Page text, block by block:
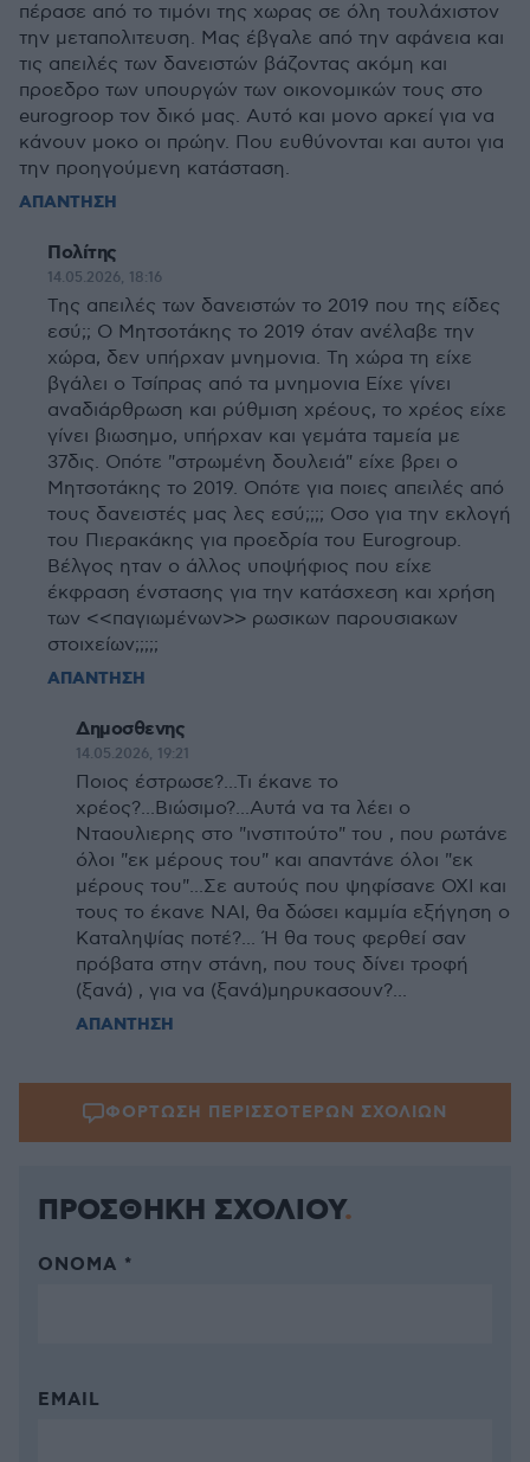
πέρασε από το τιμόνι της χωρας σε όλη τουλάχιστον
την μεταπολιτευση. Μας έβγαλε από την αφάνεια και
τις απειλές των δανειστών βάζοντας ακόμη και
προεδρο των υπουργών των οικονομικών τους στο
eurogroop τον δικό μας. Αυτό και μονο αρκεί για να
κάνουν μοκο οι πρώην. Που ευθύνονται και αυτοι για
την προηγούμενη κατάσταση.
ΑΠΑΝΤΗΣΗ
Πολίτης
14.05.2026, 18:16
Της απειλές των δανειστών το 2019 που της είδες
εσύ;; Ο Μητσοτάκης το 2019 όταν ανέλαβε την
χώρα, δεν υπήρχαν μνημονια. Τη χώρα τη είχε
βγάλει ο Τσίπρας από τα μνημονια Είχε γίνει
αναδιάρθρωση και ρύθμιση χρέους, το χρέος είχε
γίνει βιωσημο, υπήρχαν και γεμάτα ταμεία με
37δις. Οπότε "στρωμένη δουλειά" είχε βρει ο
Μητσοτάκης το 2019. Οπότε για ποιες απειλές από
τους δανειστές μας λες εσύ;;;; Οσο για την εκλογή
του Πιερακάκης για προεδρία του Eurogroup.
Βέλγος ηταν ο άλλος υποψήφιος που είχε
έκφραση ένστασης για την κατάσχεση και χρήση
των <<παγιωμένων>> ρωσικων παρουσιακων
στοιχείων;;;;;
ΑΠΑΝΤΗΣΗ
Δημοσθενης
14.05.2026, 19:21
Ποιος έστρωσε?...Τι έκανε το
χρέος?...Βιώσιμο?...Αυτά να τα λέει ο
Νταουλιερης στο "ινστιτούτο" του , που ρωτάνε
όλοι "εκ μέρους του" και απαντάνε όλοι "εκ
μέρους του"...Σε αυτούς που ψηφίσανε ΟΧΙ και
τους το έκανε ΝΑΙ, θα δώσει καμμία εξήγηση ο
Καταληψίας ποτέ?... Ή θα τους φερθεί σαν
πρόβατα στην στάνη, που τους δίνει τροφή
(ξανά) , για να (ξανά)μηρυκασουν?...
ΑΠΑΝΤΗΣΗ
ΦΟΡΤΩΣΗ ΠΕΡΙΣΣΟΤΕΡΩΝ ΣΧΟΛΙΩΝ
ΠΡΟΣΘΗΚΗ ΣΧΟΛΙΟΥ
ΌΝΟΜΑ *
EMAIL